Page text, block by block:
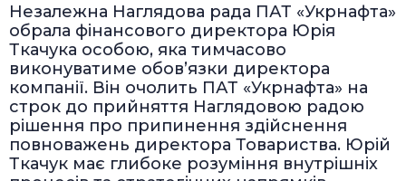
Незалежна Наглядова рада ПАТ «Укрнафта»
обрала фінансового директора Юрія
Ткачука особою, яка тимчасово
виконуватиме обов’язки директора
компанії. Він очолить ПАТ «Укрнафта» на
строк до прийняття Наглядовою радою
рішення про припинення здійснення
повноважень директора Товариства. Юрій
Ткачук має глибоке розуміння внутрішніх